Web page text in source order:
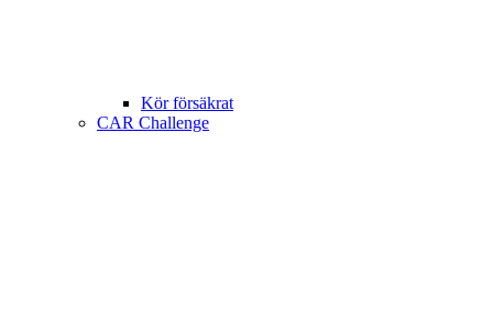
Kör försäkrat
CAR Challenge